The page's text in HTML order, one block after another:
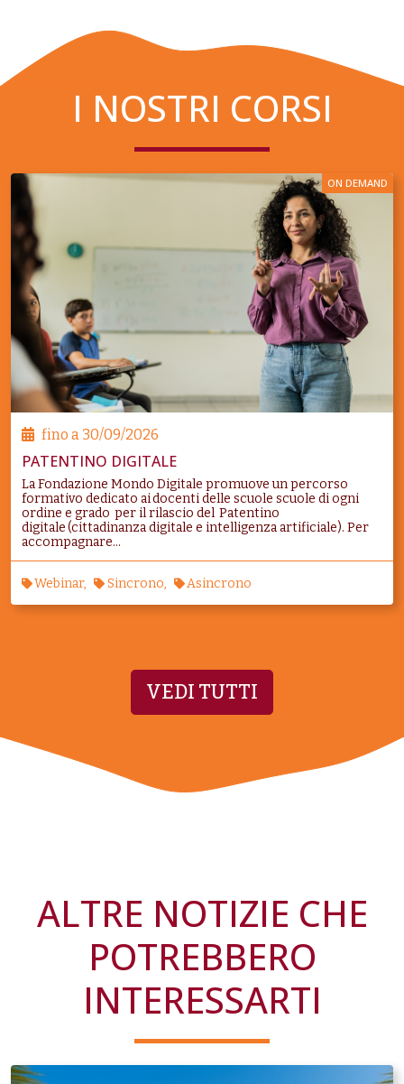
I NOSTRI CORSI
ON DEMAND
fino a30/09/2026
PATENTINO DIGITALE
La Fondazione Mondo Digitale promuove un percorso
formativo dedicato ai docenti delle scuole scuole di ogni
ordine e grado per il rilascio del Patentino
digitale (cittadinanza digitale e intelligenza artificiale). Per
accompagnare...
Webinar Sincrono Asincrono
VEDI TUTTI
ALTRE NOTIZIE CHE
POTREBBERO
INTERESSARTI